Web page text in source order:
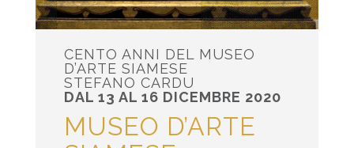
CENTO ANNI DEL MUSEO
D’ARTE SIAMESE
STEFANO CARDU
DAL 13 AL 16 DICEMBRE 2020
MUSEO D’ARTE